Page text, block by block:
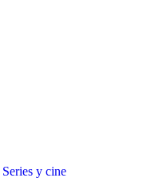
Series y cine